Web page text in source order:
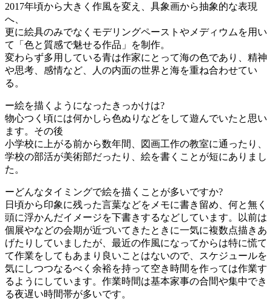
2017年頃から大きく作風を変え、具象画から抽象的な表現
へ、
更に絵具のみでなくモデリングペーストやメディウムを用い
て「色と質感で魅せる作品」を制作。
変わらず多用している青は作家にとって海の色であり、精神
や思考、感情など、人の内面の世界と海を重ね合わせてい
る。
ー絵を描くようになったきっかけは?
物心つく頃には何かしら色ぬりなどをして遊んでいたと思い
ます。その後
小学校に上がる前から数年間、図画工作の教室に通ったり、
学校の部活が美術部だったり、絵を書くことが短にありまし
た。
ーどんなタイミングで絵を描くことが多いですか?
日頃から印象に残った言葉などをメモに書き留め、何と無く
頭に浮かんだイメージを下書きするなどしています。以前は
個展やなどの会期が近づいてきたときに一気に複数点描きあ
げたりしていましたが、最近の作風になってからは特に慌て
て作業をしてもあまり良いことはないので、スケジュールを
気にしつつなるべく余裕を持って空き時間を作っては作業す
るようにしています。作業時間は基本家事の合間や集中でき
る夜遅い時間帯が多いです。